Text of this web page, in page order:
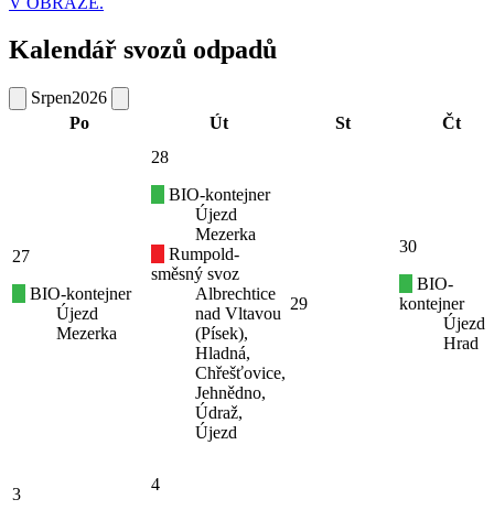
Kalendář svozů odpadů
Srpen2026
Po
Út St Čt
27
BIO-kontejner
Újezd
Mezerka
28
BIO-kontejner
Újezd
Mezerka
Rumpold-
směsný svoz
Albrechtice
nad Vltavou
(Písek),
Hladná,
Chřešťovice,
Jehnědno,
Údraž,
Újezd
29
30
BIO-
kontejner
Újezd
Hrad
3
4